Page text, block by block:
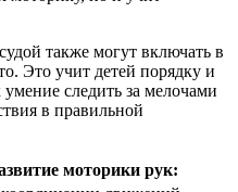
также могут включать в
Это учит детей порядку и
следить за мелочами
в правильной
моторики рук: